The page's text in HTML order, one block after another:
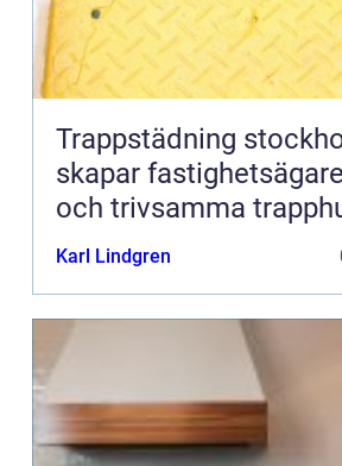
Trappstädning
skapar
och trivsamma
Karl Lindgren